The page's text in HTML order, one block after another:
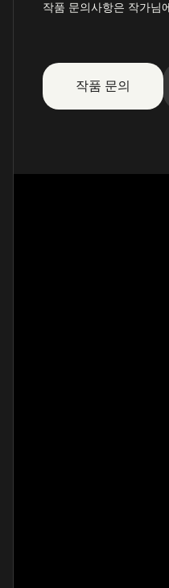
작품 문의사항은 작가님
작품 문의